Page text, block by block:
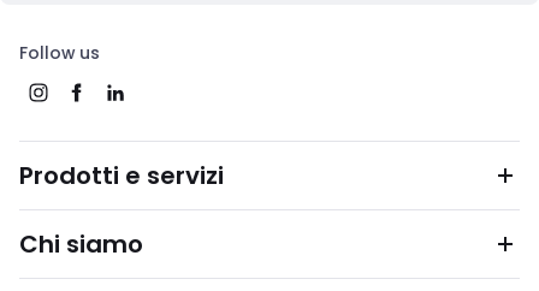
Follow us
Prodotti e servizi
Chi siamo